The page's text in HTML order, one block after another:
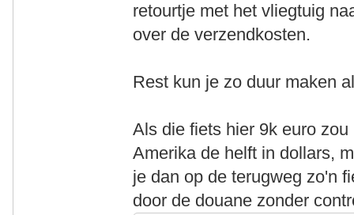
retourtje met het vliegtuig
over de verzendkosten.
Rest kun je zo duur maken
Als die fiets hier 9k euro
Amerika de helft in dollars,
je dan op de terugweg zo'n
door de douane zonder